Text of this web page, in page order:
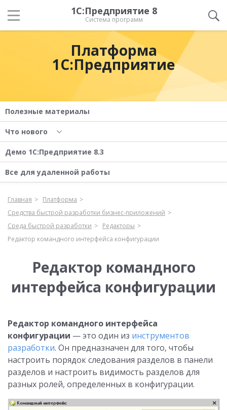
1С:Предприятие 8
Система программ
Платформа
1С:Предприятие
Полезные материалы
Что нового
Демо 1С:Предприятие 8.3
Все для удаленной работы
Главная
Платформа
Средства быстрой разработки бизнес-приложений
Среда быстрой разработки
Редакторы
Редактор командного интерфейса конфигурации
Редактор командного
интерфейса конфигурации
Редактор командного интерфейса
конфигурации — это один из инструментов
разработки. Он предназначен для того, чтобы
настроить порядок следования разделов в панели
разделов и настроить видимость разделов для
разных ролей, определенных в конфигурации.